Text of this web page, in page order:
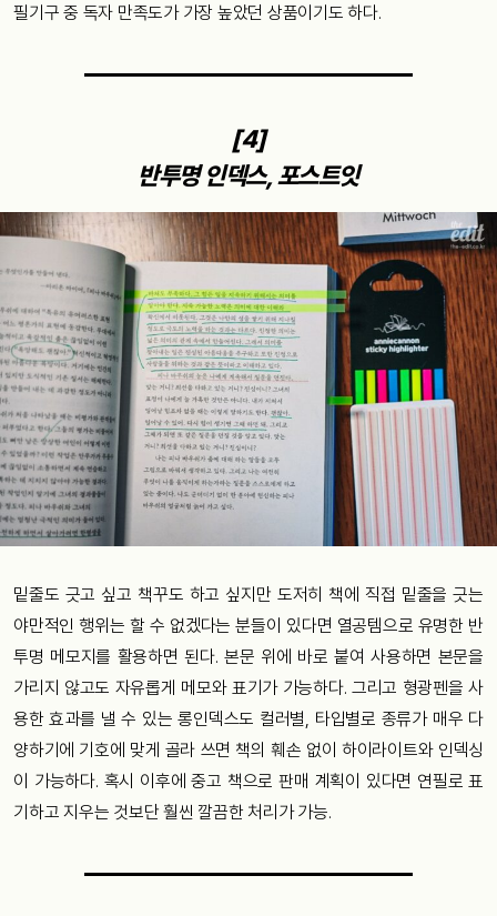
필기구 중 독자 만족도가 가장 높았던 상품이기도 하다.
[4]
반투명 인덱스, 포스트잇
밑줄도 긋고 싶고 책꾸도 하고 싶지만 도저히 책에 직접 밑줄을 긋는
야만적인 행위는 할 수 없겠다는 분들이 있다면 열공템으로 유명한 반
투명 메모지를 활용하면 된다. 본문 위에 바로 붙여 사용하면 본문을
가리지 않고도 자유롭게 메모와 표기가 가능하다. 그리고 형광펜을 사
용한 효과를 낼 수 있는 롱인덱스도 컬러별, 타입별로 종류가 매우 다
양하기에 기호에 맞게 골라 쓰면 책의 훼손 없이 하이라이트와 인덱싱
이 가능하다. 혹시 이후에 중고 책으로 판매 계획이 있다면 연필로 표
기하고 지우는 것보단 훨씬 깔끔한 처리가 가능.